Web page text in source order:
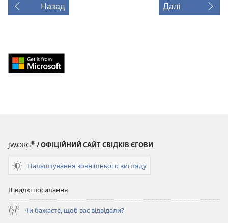
Назад Далі
Download
from
вікні)
JW.ORG® / ОФІЦІЙНИЙ САЙТ СВІДКІВ ЄГОВИ
Налаштування зовнішнього вигляду
Швидкі посилання
Чи бажаєте, щоб вас відвідали?